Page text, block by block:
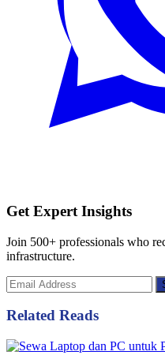
Get Expert Insights
Join 500+ professionals who
infrastructure.
Related Reads